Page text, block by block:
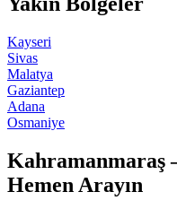
Kayseri
Sivas
Malatya
Gaziantep
Adana
Osmaniye
Kahramanmaraş
Hemen Arayın